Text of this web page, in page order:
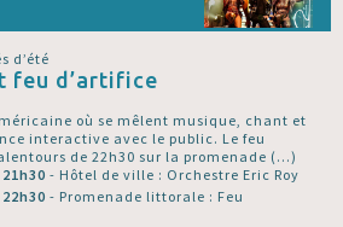
d’été
feu d’artifice
où se mêlent musique, chant et
interactive avec le public. Le feu
de 22h30 sur la promenade (…)
- Hôtel de ville : Orchestre Eric Roy
- Promenade littorale : Feu